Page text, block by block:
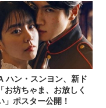
ハン・スンヨン、新ド
お坊ちゃま、お放しく
」ポスター公開！